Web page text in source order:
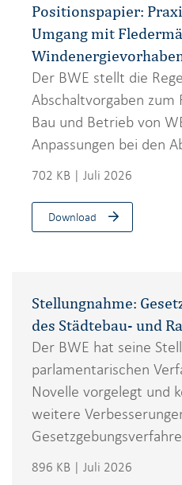
Positionspapier:
Umgang mit
Der BWE stellt die
Abschaltvorgaben zum
Bau und Betrieb von
Anpassungen bei den
702 KB | Juli 2026
Download
Stellungnahme:
des Städtebau- und
Der BWE hat seine
parlamentarischen
Novelle vorgelegt und
weitere
896 KB | Juli 2026